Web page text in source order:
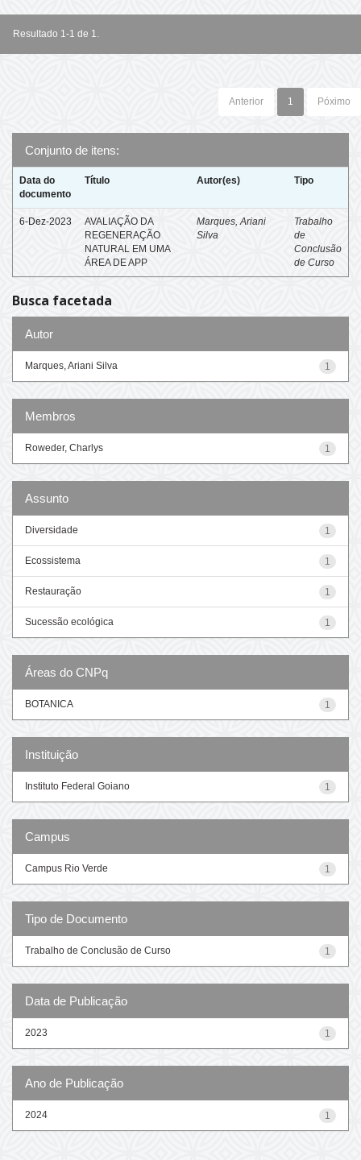
Resultado 1-1 de 1.
Anterior 1 Póximo
Conjunto de itens:
Data do
documento
Título Autor(es) Tipo
6-Dez-2023
AVALIAÇÃO DA
REGENERAÇÃO
NATURAL EM UMA
ÁREA DE APP
Marques, Ariani
Silva
Trabalho
de
Conclusão
de Curso
Busca facetada
Autor
1
Marques, Ariani Silva
Membros
1
Roweder, Charlys
Assunto
1
Diversidade
1
Ecossistema
1
Restauração
1
Sucessão ecológica
Áreas do CNPq
1
BOTANICA
Instituição
1
Instituto Federal Goiano
Campus
1
Campus Rio Verde
Tipo de Documento
1
Trabalho de Conclusão de Curso
Data de Publicação
1
2023
Ano de Publicação
1
2024